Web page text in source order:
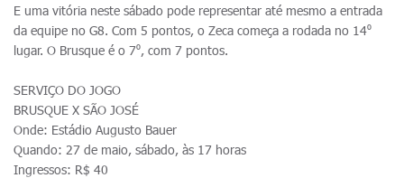
E uma vitória neste sábado pode representar até mesmo a entrada
da equipe no G8. Com 5 pontos, o Zeca começa a rodada no 14⁰
lugar. O Brusque é o 7⁰, com 7 pontos.
SERVIÇO DO JOGO
BRUSQUE X SÃO JOSÉ
Onde: Estádio Augusto Bauer
Quando: 27 de maio, sábado, às 17 horas
Ingressos: R$ 40